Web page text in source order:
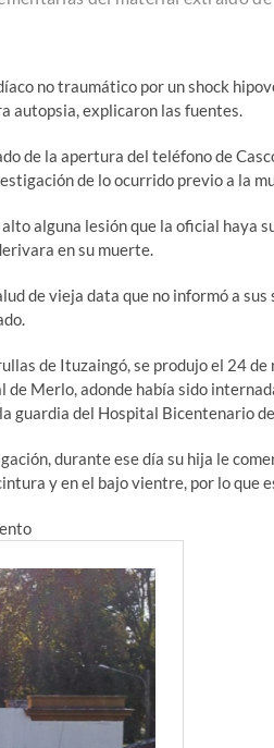
no traumático por un shock
autopsia, explicaron las fuentes.
de la apertura del teléfono de
de lo ocurrido previo a la
alguna lesión que la oficial haya
en su muerte.
de vieja data que no informó a sus
de Ituzaingó, se produjo el 24
Merlo, adonde había sido
guardia del Hospital Bicentenario
durante ese día su hija le
y en el bajo vientre, por lo que